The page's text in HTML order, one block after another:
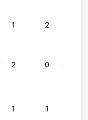
1 2
2 0
1 1